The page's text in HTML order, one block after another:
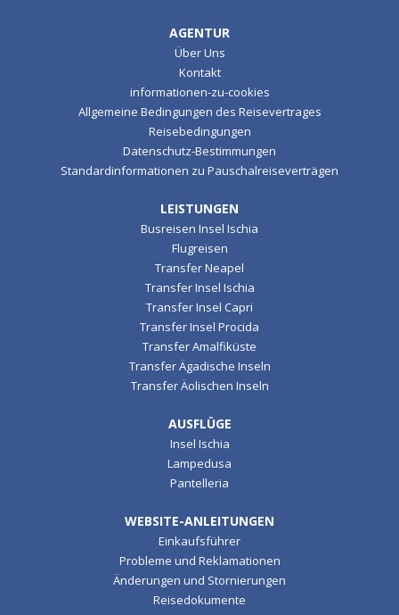
AGENTUR
Über Uns
Kontakt
informationen-zu-cookies
Allgemeine Bedingungen des Reisevertrages
Reisebedingungen
Datenschutz-Bestimmungen
Standardinformationen zu Pauschalreiseverträgen
LEISTUNGEN
Busreisen Insel Ischia
Flugreisen
Transfer Neapel
Transfer Insel Ischia
Transfer Insel Capri
Transfer Insel Procida
Transfer Amalfiküste
Transfer Ägadische Inseln
Transfer Äolischen Inseln
AUSFLÜGE
Insel Ischia
Lampedusa
Pantelleria
WEBSITE-ANLEITUNGEN
Einkaufsführer
Probleme und Reklamationen
Änderungen und Stornierungen
Reisedokumente